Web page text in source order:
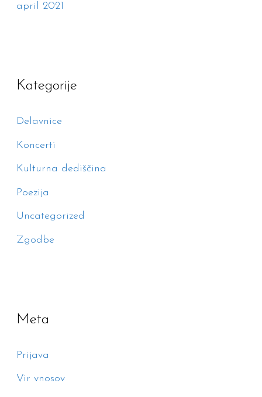
april 2021
Kategorije
Delavnice
Koncerti
Kulturna dediščina
Poezija
Uncategorized
Zgodbe
Meta
Prijava
Vir vnosov